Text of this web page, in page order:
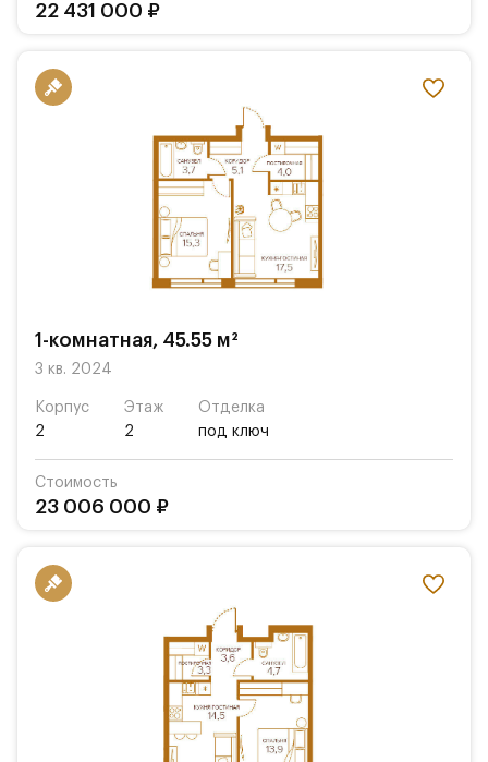
22 431 000 ₽
1-комнатная, 45.55 м²
3 кв. 2024
Корпус
2
Этаж
2
Отделка
под ключ
Стоимость
23 006 000 ₽